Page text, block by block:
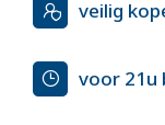
veilig
voor 21u